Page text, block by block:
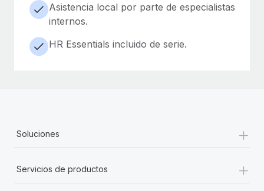
Asistencia local por parte de especialistas
internos.
HR Essentials incluido de serie.
Soluciones +
Servicios de productos +